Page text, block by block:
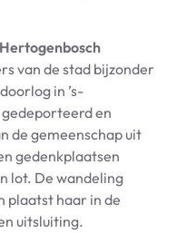
van de stad bijzonder
in ’s-
en
de gemeenschap uit
gedenkplaatsen
lot. De wandeling
plaatst haar in de
uitsluiting.